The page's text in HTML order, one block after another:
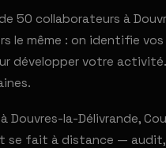
50 collaborateurs à
même : on identifie
développer votre
la-Délivrande,
se fait à distance —